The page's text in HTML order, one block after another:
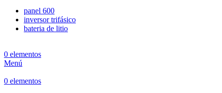
panel 600
inversor trifásico
bateria de litio
0 elementos
Menú
0 elementos